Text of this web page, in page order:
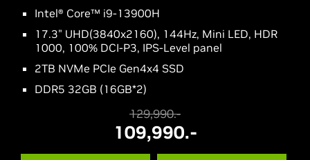
Intel® Core™ i9-13900H
17.3" UHD(3840x2160), 144Hz, Mini LED, HDR
1000, 100% DCI-P3, IPS-Level panel
2TB NVMe PCIe Gen4x4 SSD
DDR5 32GB (16GB*2)
129,990.-
109,990.-